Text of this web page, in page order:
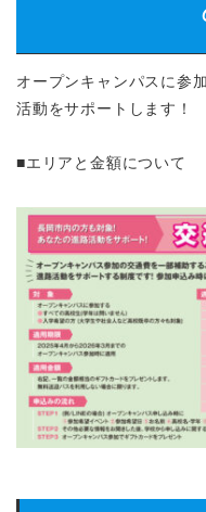
オープンキャンパスに参
活動をサポートします！
■エリアと金額について